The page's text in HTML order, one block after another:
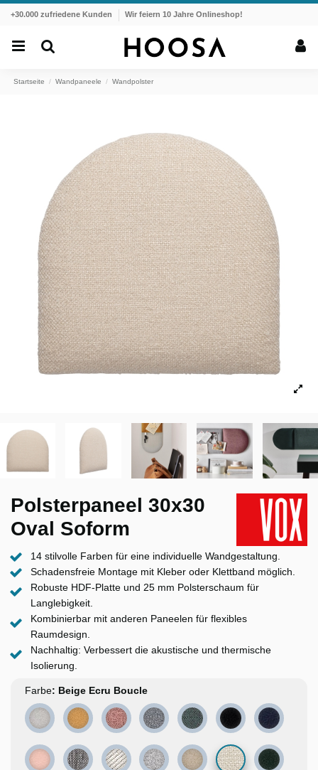
+30.000 zufriedene Kunden Wir feiern 10 Jahre Onlineshop!
Startseite Wandpaneele Wandpolster
Polsterpaneel 30x30
Oval Soform
14 stilvolle Farben für eine individuelle Wandgestaltung.
Schadensfreie Montage mit Kleber oder Klettband möglich.
Robuste HDF-Platte und 25 mm Polsterschaum für
Langlebigkeit.
Kombinierbar mit anderen Paneelen für flexibles
Raumdesign.
Nachhaltig: Verbessert die akustische und thermische
Isolierung.
Farbe
Grau Velvet Samt matt
Senfgelb Velvet Shiny
Rosa MelangeGraphitgrau Tweed
Dunkelgrün Melange
Schwarz Velvet
Hellrosa Velvet Samt matt
Grau MelangeBeige TweedGrau WolleSandbeige matt
Beige Ecru Boucle